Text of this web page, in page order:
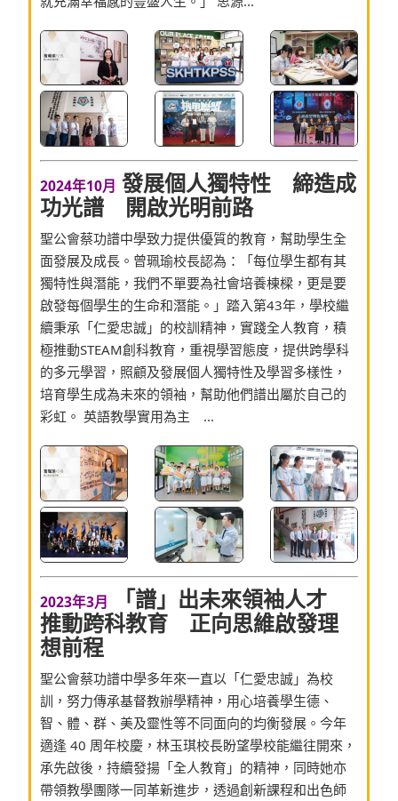
2024年10月 發展個人獨特性 締造成
功光譜 開啟光明前路
聖公會蔡功譜中學致力提供優質的教育，幫助學生全
面發展及成長。曾珮瑜校長認為：「每位學生都有其
獨特性與潛能，我們不單要為社會培養棟樑，更是要
啟發每個學生的生命和潛能。」踏入第43年，學校繼
續秉承「仁愛忠誠」的校訓精神，實踐全人教育，積
極推動STEAM創科教育，重視學習態度，提供跨學科
的多元學習，照顧及發展個人獨特性及學習多樣性，
培育學生成為未來的領袖，幫助他們譜出屬於自己的
彩虹。 英語教學實用為主 ...
2023年3月
「譜」出未來領袖人才
推動跨科教育 正向思維啟發理
想前程
聖公會蔡功譜中學多年來一直以「仁愛忠誠」為校
訓，努力傳承基督教辦學精神，用心培養學生德、
智、體、群、美及靈性等不同面向的均衡發展。今年
適逢 40 周年校慶，林玉琪校長盼望學校能繼往開來，
承先啟後，持續發揚「全人教育」的精神，同時她亦
帶領教學團隊一同革新進步，透過創新課程和出色師